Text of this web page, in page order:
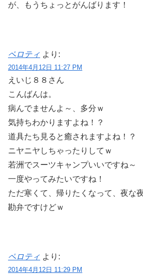
が、もうちょっとがんばります！
ペロティ より:
2014年4月12日 11:27 PM
えいじ８８さん
こんばんは。
病んでませんよ～、多分ｗ
気持ちわかりますよね！？
道具たち見ると癒されますよね！？
ニヤニヤしちゃったりしてｗ
若洲でスーツキャンプいいですね～
一度やってみたいですね！
ただ寒くて、帰りたくなって、夜な
勘弁ですけどｗ
ペロティ より:
2014年4月12日 11:29 PM